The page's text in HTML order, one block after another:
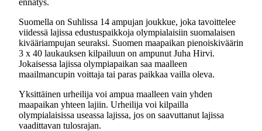
ennätys.
Suomella on Suhlissa 14 ampujan joukkue, joka tavoittelee
viidessä lajissa edustuspaikkoja olympialaisiin suomalaisen
kivääriampujan seuraksi. Suomen maapaikan pienoiskiväärin
3 x 40 laukauksen kilpailuun on ampunut Juha Hirvi.
Jokaisessa lajissa olympiapaikan saa maalleen
maailmancupin voittaja tai paras paikkaa vailla oleva.
Yksittäinen urheilija voi ampua maalleen vain yhden
maapaikan yhteen lajiin. Urheilija voi kilpailla
olympialaisissa useassa lajissa, jos on saavuttanut lajissa
vaadittavan tulosrajan.